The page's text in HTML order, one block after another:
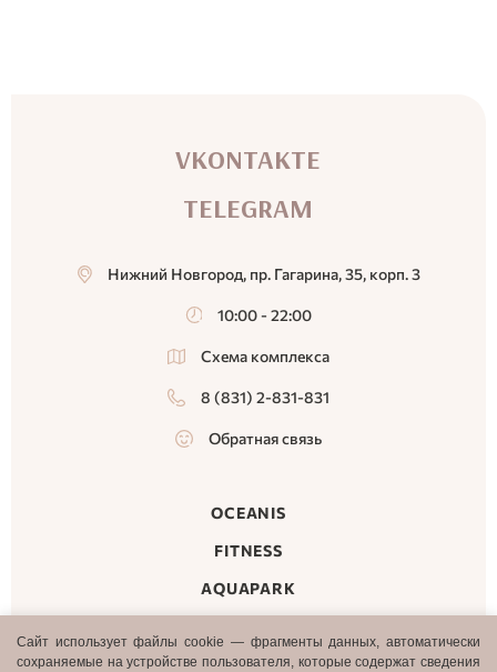
VKONTAKTE
TELEGRAM
Нижний Новгород, пр. Гагарина, 35, корп. 3
10:00 - 22:00
Схема комплекса
8 (831) 2-831-831
Обратная связь
OCEANIS
FITNESS
AQUAPARK
Сайт использует файлы cookie — фрагменты данных, автоматически
сохраняемые на устройстве пользователя, которые содержат сведения